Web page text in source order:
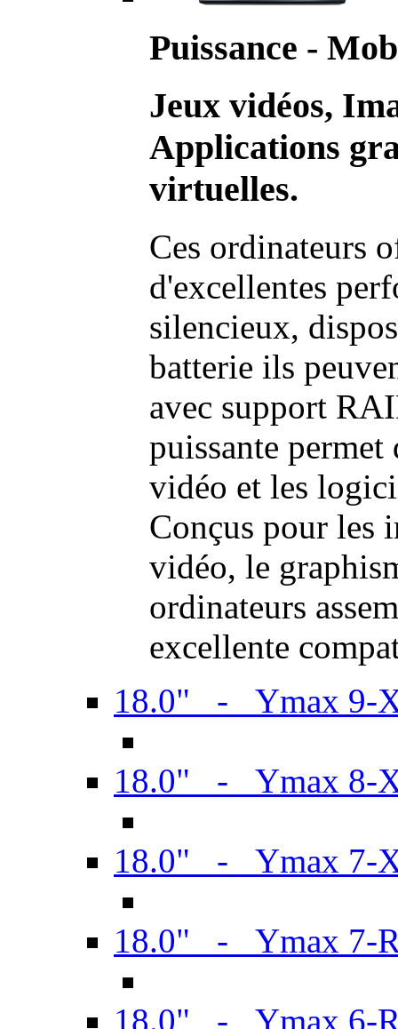
Puissance -
Jeux vidéos,
Applications
virtuelles.
Ces ordinateurs
d'excellentes
silencieux,
batterie ils
avec support
puissante permet
vidéo et les
Conçus pour les
vidéo, le
ordinateurs
excellente
18.0" - Ymax 9-
18.0" - Ymax 8-
18.0" - Ymax 7-
18.0" - Ymax 7-
18.0" - Ymax 6-